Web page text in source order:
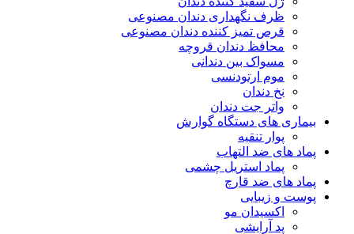
ظرف نگهداری دندان مصنوعی
قرص تمیز کننده دندان مصنوعی
محافظ دندان قروچه
مسواک بین دندانی
موم ارتودنسی
نخ دندان
واتر جت دندان
بیماری های دستگاه گوارش
پوار تنقیه
پماد های ضد التهاب
پماد استریل چشمی
پماد های ضد قارچ
پوست و زیبایی
اکسیدان مو
پد آرایشی